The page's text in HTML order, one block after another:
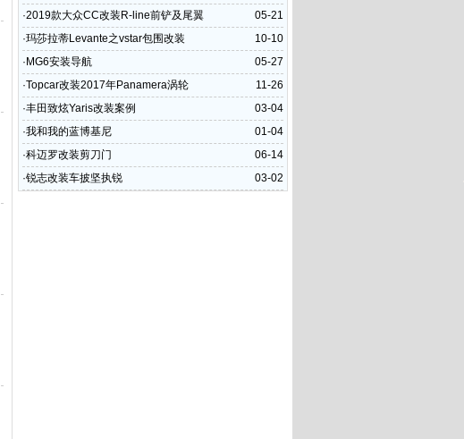
05-21
·2019款大众CC改装R-line前铲及尾翼
10-10
·玛莎拉蒂Levante之vstar包围改装
05-27
· MG6安装导航
11-26
·Topcar改装2017年Panamera涡轮
03-04
·丰田致炫Yaris改装案例
01-04
·我和我的蓝博基尼
06-14
·科迈罗改装剪刀门
03-02
·锐志改装车披坚执锐